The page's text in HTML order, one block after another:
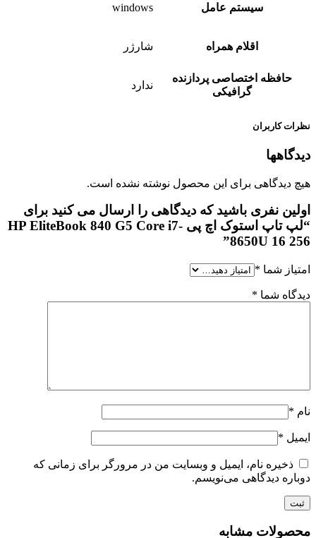
سیستم عامل windows
اقلام همراه شارژر
حافظه اختصاصی پردازنده
گرافیکی
ندارد
نظرات کاربران
دیدگاهها
هیچ دیدگاهی برای این محصول نوشته نشده است.
اولین نفری باشید که دیدگاهی را ارسال می کنید برای
“لپ تاپ استوک اچ پی HP EliteBook 840 G5 Core i7-
8650U 16 256”
امتیاز شما *
دیدگاه شما *
نام *
ایمیل *
ذخیره نام، ایمیل و وبسایت من در مرورگر برای زمانی که
دوباره دیدگاهی می‌نویسم.
محصولات مشابه